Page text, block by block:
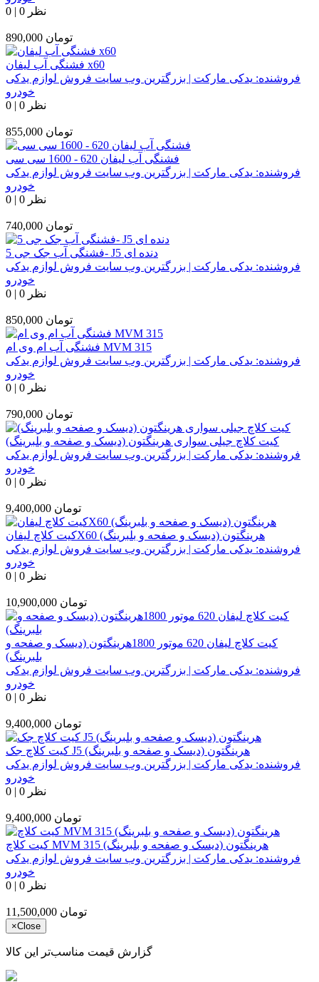
0 | 0 نظر
890,000 تومان
فشنگی آب لیفان x60
فروشنده: یدکی مارکت | بزرگترین وب سایت فروش لوازم یدکی
خودرو
0 | 0 نظر
855,000 تومان
فشنگی آب لیفان 620 - 1600 سی سی
فروشنده: یدکی مارکت | بزرگترین وب سایت فروش لوازم یدکی
خودرو
0 | 0 نظر
740,000 تومان
فشنگی آب جک جی 5- J5 دنده ای
فروشنده: یدکی مارکت | بزرگترین وب سایت فروش لوازم یدکی
خودرو
0 | 0 نظر
850,000 تومان
فشنگی آب ام وی ام MVM 315
فروشنده: یدکی مارکت | بزرگترین وب سایت فروش لوازم یدکی
خودرو
0 | 0 نظر
790,000 تومان
کیت کلاچ جیلی سواری هرینگتون (دیسک و صفحه و بلبرینگ)
فروشنده: یدکی مارکت | بزرگترین وب سایت فروش لوازم یدکی
خودرو
0 | 0 نظر
9,400,000 تومان
کیت کلاچ لیفانX60 هرینگتون (دیسک و صفحه و بلبرینگ)
فروشنده: یدکی مارکت | بزرگترین وب سایت فروش لوازم یدکی
خودرو
0 | 0 نظر
10,900,000 تومان
کیت کلاچ لیفان 620 موتور 1800هرینگتون (دیسک و صفحه و
بلبرینگ)
فروشنده: یدکی مارکت | بزرگترین وب سایت فروش لوازم یدکی
خودرو
0 | 0 نظر
9,400,000 تومان
کیت کلاچ جک J5 هرینگتون (دیسک و صفحه و بلبرینگ)
فروشنده: یدکی مارکت | بزرگترین وب سایت فروش لوازم یدکی
خودرو
0 | 0 نظر
9,400,000 تومان
کیت کلاچ MVM 315 هرینگتون (دیسک و صفحه و بلبرینگ)
فروشنده: یدکی مارکت | بزرگترین وب سایت فروش لوازم یدکی
خودرو
0 | 0 نظر
11,500,000 تومان
×Close
گزارش قیمت مناسب‌تر این کالا